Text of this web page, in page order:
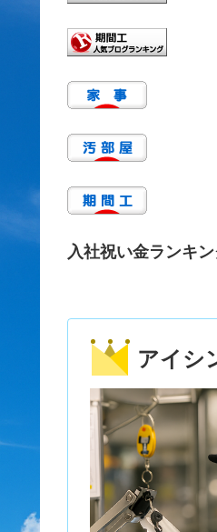
入社祝い金ランキ
アイシ